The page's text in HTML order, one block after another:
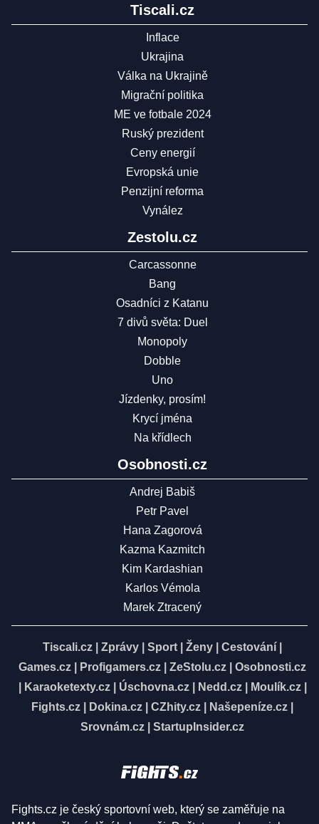
Tiscali.cz
Inflace
Ukrajina
Válka na Ukrajině
Migrační politika
ME ve fotbale 2024
Ruský prezident
Ceny energií
Evropská unie
Penzijní reforma
Vynález
Zestolu.cz
Carcassonne
Bang
Osadníci z Katanu
7 divů světa: Duel
Monopoly
Dobble
Uno
Jízdenky, prosím!
Krycí jména
Na křídlech
Osobnosti.cz
Andrej Babiš
Petr Pavel
Hana Zagorová
Kazma Kazmitch
Kim Kardashian
Karlos Vémola
Marek Ztracený
Tiscali.cz Zprávy Sport Ženy Cestování
Games.cz
Profigamers.cz ZeStolu.cz
Osobnosti.cz
Karaoketexty.cz| Úschovna.cz| Nedd.cz| Moulík.cz|
Fights.cz
Dokina.cz CZhity.cz Našepeníze.cz
Srovnám.cz
StartupInsider.cz
Fights.cz je český sportovní web, který se zaměřuje na